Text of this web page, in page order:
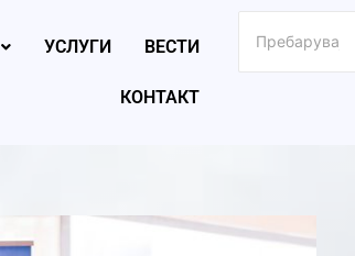
УСЛУГИ ВЕСТИ
КОНТАКТ